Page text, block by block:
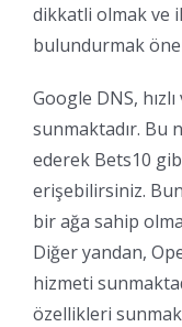
dikkatli olmak ve
bulundurmak
Google DNS,
sunmaktadır. Bu
ederek Bets10
erişebilirsiniz.
bir ağa sahip
Diğer yandan,
hizmeti
özellikleri